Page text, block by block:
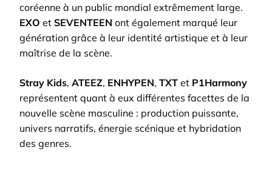
coréenne à un public mondial extrêmement large.
EXO et SEVENTEEN ont également marqué leur
génération grâce à leur identité artistique et à leur
maîtrise de la scène.
Stray Kids, ATEEZ, ENHYPEN, TXT et P1Harmony
représentent quant à eux différentes facettes de la
nouvelle scène masculine : production puissante,
univers narratifs, énergie scénique et hybridation
des genres.